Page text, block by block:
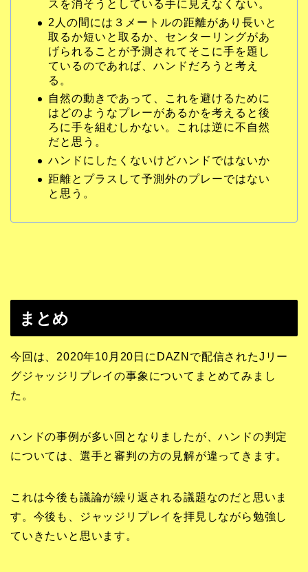
スを消そうとしている手に見えなくない。
2人の間には３メートルの距離があり長いと
取るか短いと取るか、センターリングがあ
げられることが予測されてそこに手を題し
ているのであれば、ハンドだろうと考え
る。
自然の動きであって、これを避けるために
はどのようなプレーがあるかを考えると後
ろに手を組むしかない。これは逆に不自然
だと思う。
ハンドにしたくないけどハンドではないか
距離とプラスして予測外のプレーではない
と思う。
まとめ
今回は、2020年10月20日にDAZNで配信されたJリー
グジャッジリプレイの事象についてまとめてみまし
た。
ハンドの事例が多い回となりましたが、ハンドの判定
については、選手と審判の方の見解が違ってきます。
これは今後も議論が繰り返される議題なのだと思いま
す。今後も、ジャッジリプレイを拝見しながら勉強し
ていきたいと思います。